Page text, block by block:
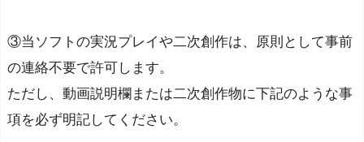
③当ソフトの実況プレイや二次創作は、原則として事前
の連絡不要で許可します。
ただし、動画説明欄または二次創作物に下記のような事
項を必ず明記してください。